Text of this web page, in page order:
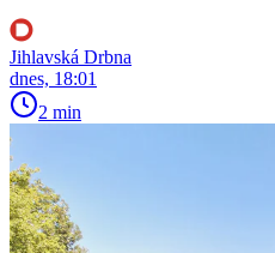
Jihlavská Drbna
dnes, 18:01
2 min